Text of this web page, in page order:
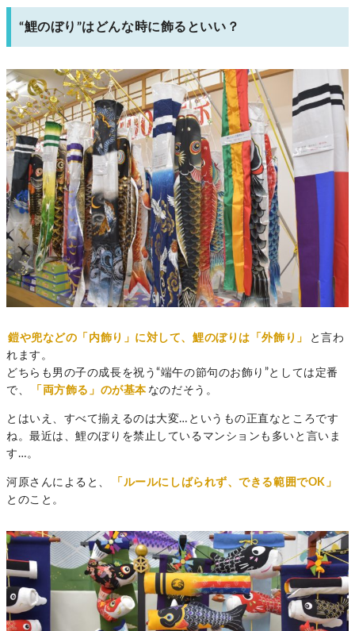
“鯉のぼり”はどんな時に飾るといい？
鎧や兜などの「内飾り」に対して、鯉のぼりは「外飾り」
と言わ
れます。
どちらも男の子の成長を祝う“端午の節句のお飾り”としては定番
で、
「両方飾る」のが基本 なのだそう。
とはいえ、すべて揃えるのは大変…というもの正直なところです
ね。最近は、鯉のぼりを禁止しているマンションも多いと言いま
す…。
河原さんによると、
「ルールにしばられず、できる範囲でOK」
とのこと。